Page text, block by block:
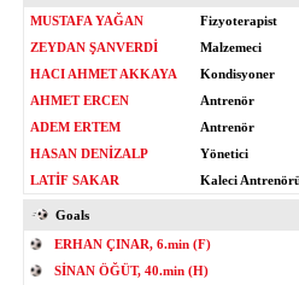
MUSTAFA YAĞAN
Fizyoterapist
ZEYDAN ŞANVERDİ
Malzemeci
HACI AHMET AKKAYA
Kondisyoner
AHMET ERCEN
Antrenör
ADEM ERTEM
Antrenör
HASAN DENİZALP
Yönetici
LATİF SAKAR
Kaleci
Goals
ERHAN ÇINAR, 6.min (F)
SİNAN ÖĞÜT, 40.min (H)